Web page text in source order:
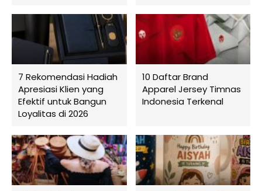
7 Rekomendasi Hadiah
Apresiasi Klien yang
Efektif untuk Bangun
Loyalitas di 2026
10 Daftar Brand
Apparel Jersey Timnas
Indonesia Terkenal